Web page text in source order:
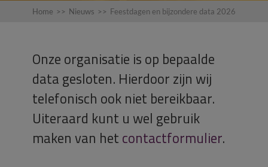
Home >> Nieuws >> Feestdagen en bijzondere data 2026
Onze organisatie is op bepaalde
data gesloten. Hierdoor zijn wij
telefonisch ook niet bereikbaar.
Uiteraard kunt u wel gebruik
maken van het contactformulier.